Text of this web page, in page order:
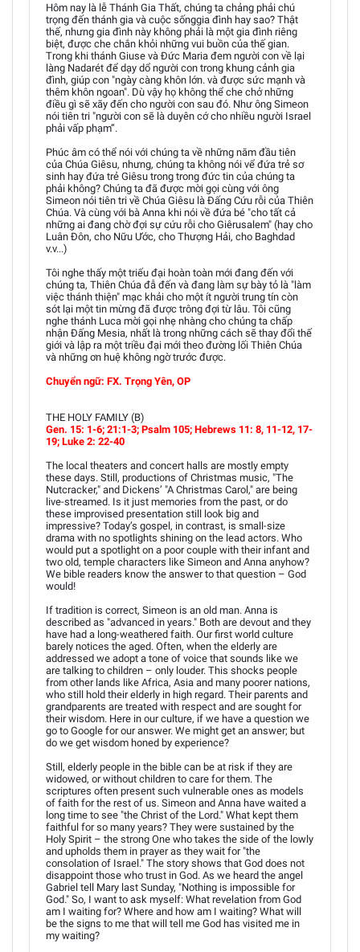
Hôm nay là lễ Thánh Gia Thất, chúng ta chảng phải chú
trọng đến thánh gia và cuộc sốnggia đình hay sao? Thật
thế, nhưng gia đình này không phải là một gia đình riêng
biệt, được che chắn khỏi những vui buồn của thế gian.
Trong khi thánh Giuse và Đức Maria đem người con về lại
làng Nadarét để dạy dổ người con trong khung cảnh gia
đình, giúp con "ngày càng khôn lớn. và được sức mạnh và
thêm khôn ngoan". Dù vậy họ không thể che chở những
điều gì sẽ xãy đến cho người con sau đó. Như ông Simeon
nói tiên tri "người con sẽ là duyên cớ cho nhiều người Israel
phải vấp phạm”.
Phúc âm có thể nói với chúng ta về những năm đầu tiên
của Chúa Giêsu, nhưng, chúng ta không nói vể đứa trẻ sơ
sinh hay đứa trẻ Giêsu trong trong đức tin của chúng ta
phải không? Chúng ta đã được mời gọi cùng với ông
Simeon nói tiên tri về Chúa Giêsu là Đấng Cứu rỗi của Thiên
Chúa. Và cùng với bà Anna khi nói về đứa bé "cho tất cả
những ai đang chờ đợi sự cứu rỗi cho Giêrusalem" (hay cho
Luân Đôn, cho Nữu Ước, cho Thượng Hải, cho Baghdad
v.v...)
Tôi nghe thấy một triếu đại hoàn toàn mới đang đến với
chúng ta, Thiên Chúa đẫ đến và đang làm sự bày tỏ là "làm
việc thánh thiện" mạc khải cho một ít người trung tín còn
sót lại một tin mừng đã được trông đợi từ lâu. Tôi cũng
nghe thánh Luca mời gọi nhẹ nhàng cho chúng ta chấp
nhận Đấng Mesia, nhất là trong những cách sẽ thay đổi thế
giới và lập ra một triều đại mới theo đường lối Thiên Chúa
và những ơn huệ không ngờ trước được.
Chuyển ngữ: FX. Trọng Yên, OP
THE HOLY FAMILY (B)
Gen. 15: 1-6; 21:1-3; Psalm 105; Hebrews 11: 8, 11-12, 17-
19; Luke 2: 22-40
The local theaters and concert halls are mostly empty
these days. Still, productions of Christmas music, "The
Nutcracker," and Dickens’ "A Christmas Carol," are being
live-streamed. Is it just memories from the past, or do
these improvised presentation still look big and
impressive? Today’s gospel, in contrast, is small-size
drama with no spotlights shining on the lead actors. Who
would put a spotlight on a poor couple with their infant and
two old, temple characters like Simeon and Anna anyhow?
We bible readers know the answer to that question – God
would!
If tradition is correct, Simeon is an old man. Anna is
described as "advanced in years." Both are devout and they
have had a long-weathered faith. Our first world culture
barely notices the aged. Often, when the elderly are
addressed we adopt a tone of voice that sounds like we
are talking to children – only louder. This shocks people
from other lands like Africa, Asia and many poorer nations,
who still hold their elderly in high regard. Their parents and
grandparents are treated with respect and are sought for
their wisdom. Here in our culture, if we have a question we
go to Google for our answer. We might get an answer; but
do we get wisdom honed by experience?
Still, elderly people in the bible can be at risk if they are
widowed, or without children to care for them. The
scriptures often present such vulnerable ones as models
of faith for the rest of us. Simeon and Anna have waited a
long time to see "the Christ of the Lord." What kept them
faithful for so many years? They were sustained by the
Holy Spirit – the strong One who takes the side of the lowly
and upholds them in prayer as they wait for "the
consolation of Israel." The story shows that God does not
disappoint those who trust in God. As we heard the angel
Gabriel tell Mary last Sunday, "Nothing is impossible for
God." So, I want to ask myself: What revelation from God
am I waiting for? Where and how am I waiting? What will
be the signs to me that will tell me God has visited me in
my waiting?